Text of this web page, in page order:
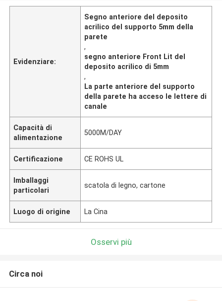
Evidenziare:
Segno anteriore del deposito
acrilico del supporto 5mm della
parete
,
segno anteriore Front Lit del
deposito acrilico di 5mm
,
La parte anteriore del supporto
della parete ha acceso le lettere di
canale
Capacità di
alimentazione
5000M/DAY
Certificazione CE ROHS UL
Imballaggi
particolari
scatola di legno, cartone
Luogo di origine La Cina
Osservi più
Circa noi